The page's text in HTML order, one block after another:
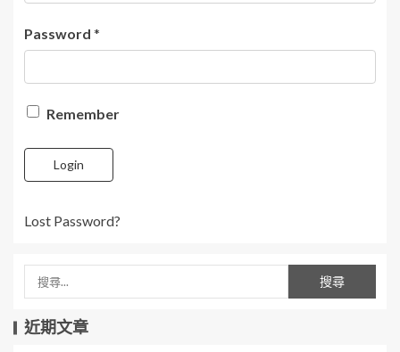
Password *
Remember
Login
Lost Password?
近期文章